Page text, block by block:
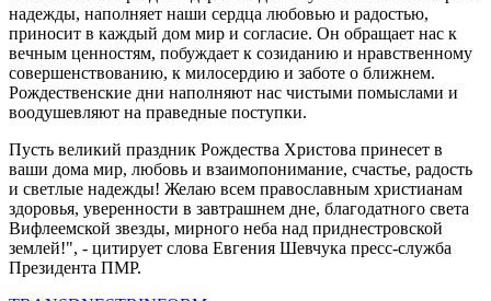
надежды, наполняет наши сердца любовью и радостью,
приносит в каждый дом мир и согласие. Он обращает нас к
вечным ценностям, побуждает к созиданию и нравственному
совершенствованию, к милосердию и заботе о ближнем.
Рождественские дни наполняют нас чистыми помыслами и
воодушевляют на праведные поступки.
Пусть великий праздник Рождества Христова принесет в
ваши дома мир, любовь и взаимопонимание, счастье, радость
и светлые надежды! Желаю всем православным христианам
здоровья, уверенности в завтрашнем дне, благодатного света
Вифлеемской звезды, мирного неба над приднестровской
землей!", - цитирует слова Евгения Шевчука пресс-служба
Президента ПМР.